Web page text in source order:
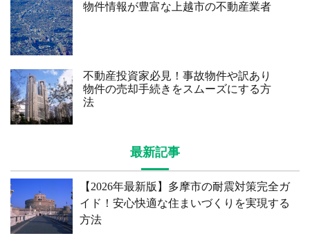
物件情報が豊富な上越市の不動産業者
不動産投資家必見！事故物件や訳あり
物件の売却手続きをスムーズにする方
法
最新記事
【2026年最新版】多摩市の耐震対策完全ガ
イド！安心快適な住まいづくりを実現する
方法